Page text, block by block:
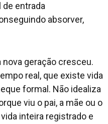
entrada
absorver,
nova geração cresceu.
real, que existe vida
formal. Não idealiza
viu o pai, a mãe ou o
inteira registrado e